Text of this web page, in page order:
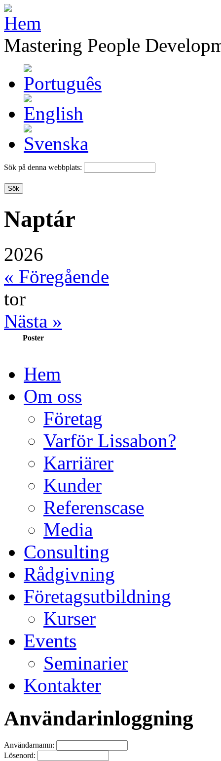
Mastering People
Sök på denna webbplats:
Naptár
2026
« Föregående
tor
Nästa »
Poster
Hem
Om oss
Företag
Varför Lissabon?
Karriärer
Kunder
Referenscase
Media
Consulting
Rådgivning
Företagsutbildning
Kurser
Events
Seminarier
Kontakter
Användarinloggning
Användarnamn:
Lösenord: